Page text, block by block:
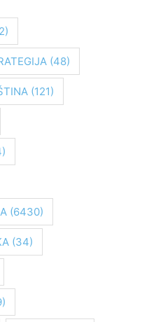
(48)
(121)
(6430)
(34)